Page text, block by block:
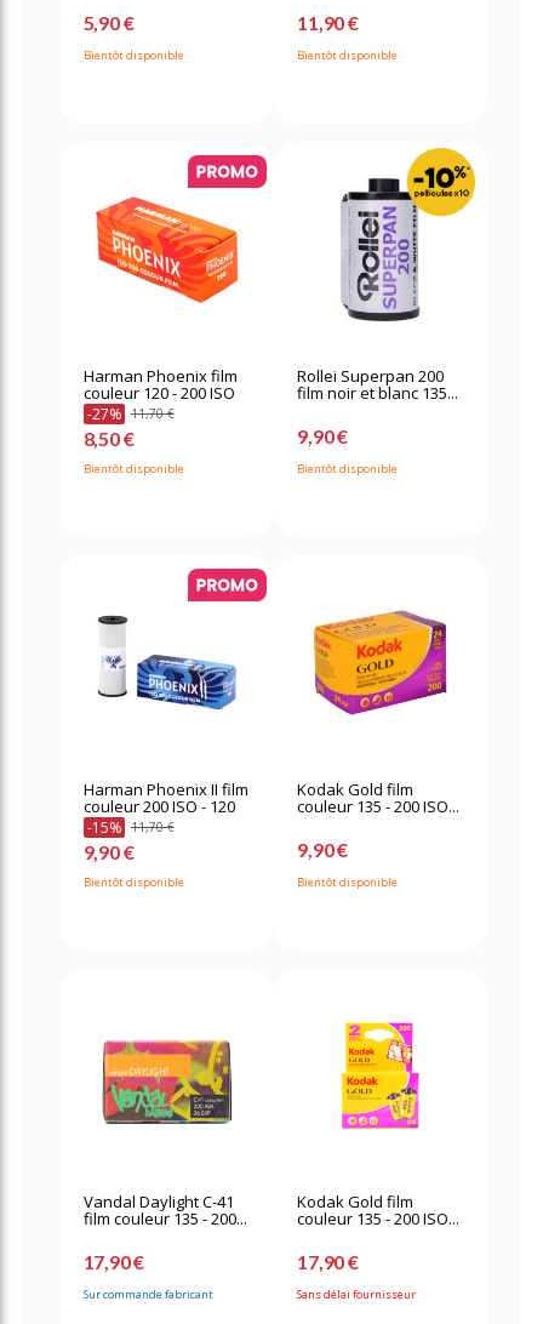
5,90 €
Bientôt disponible
11,90 €
Bientôt disponible
Harman Phoenix film
couleur 120 - 200 ISO
-27% 11,70 €
8,50 €
Bientôt disponible
Rollei Superpan 200
film noir et blanc 135...
9,90 €
Bientôt disponible
Harman Phoenix II film
couleur 200 ISO - 120
-15% 11,70 €
9,90 €
Bientôt disponible
Kodak Gold film
couleur 135 - 200 ISO...
9,90 €
Bientôt disponible
Vandal Daylight C-41
film couleur 135 - 200...
17,90 €
Sur commande fabricant
Kodak Gold film
couleur 135 - 200 ISO...
17,90 €
Sans délai fournisseur